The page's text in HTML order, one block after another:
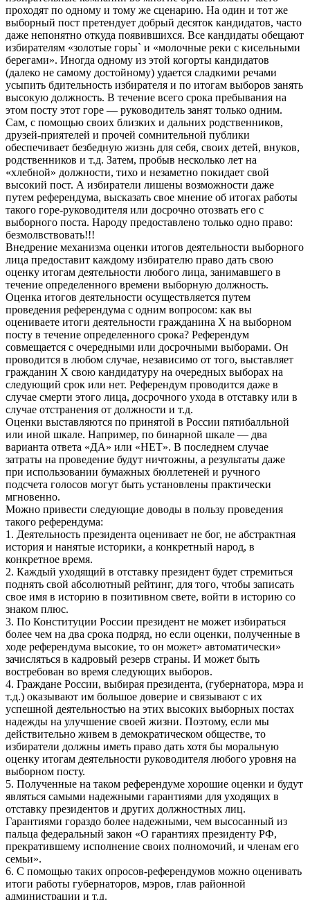
проходят по одному и тому же сценарию. На один и тот же
выборный пост претендует добрый десяток кандидатов, часто
даже непонятно откуда появившихся. Все кандидаты обещают
избирателям «золотые горы` и «молочные реки с кисельными
берегами». Иногда одному из этой когорты кандидатов
(далеко не самому достойному) удается сладкими речами
усыпить бдительность избирателя и по итогам выборов занять
высокую должность. В течение всего срока пребывания на
этом посту этот горе — руководитель занят только одним.
Сам, с помощью своих близких и дальних родственников,
друзей-приятелей и прочей сомнительной публики
обеспечивает безбедную жизнь для себя, своих детей, внуков,
родственников и т.д. Затем, пробыв несколько лет на
«хлебной» должности, тихо и незаметно покидает свой
высокий пост. А избиратели лишены возможности даже
путем референдума, высказать свое мнение об итогах работы
такого горе-руководителя или досрочно отозвать его с
выборного поста. Народу предоставлено только одно право:
безмолвствовать!!!
Внедрение механизма оценки итогов деятельности выборного
лица предоставит каждому избирателю право дать свою
оценку итогам деятельности любого лица, занимавшего в
течение определенного времени выборную должность.
Оценка итогов деятельности осуществляется путем
проведения референдума с одним вопросом: как вы
оцениваете итоги деятельности гражданина Х на выборном
посту в течение определенного срока? Референдум
совмещается с очередными или досрочными выборами. Он
проводится в любом случае, независимо от того, выставляет
гражданин Х свою кандидатуру на очередных выборах на
следующий срок или нет. Референдум проводится даже в
случае смерти этого лица, досрочного ухода в отставку или в
случае отстранения от должности и т.д.
Оценки выставляются по принятой в России пятибалльной
или иной шкале. Например, по бинарной шкале — два
варианта ответа «ДА» или «НЕТ». В последнем случае
затраты на проведение будут ничтожны, а результаты даже
при использовании бумажных бюллетеней и ручного
подсчета голосов могут быть установлены практически
мгновенно.
Можно привести следующие доводы в пользу проведения
такого референдума:
1. Деятельность президента оценивает не бог, не абстрактная
история и нанятые историки, а конкретный народ, в
конкретное время.
2. Каждый уходящий в отставку президент будет стремиться
поднять свой абсолютный рейтинг, для того, чтобы записать
свое имя в историю в позитивном свете, войти в историю со
знаком плюс.
3. По Конституции России президент не может избираться
более чем на два срока подряд, но если оценки, полученные в
ходе референдума высокие, то он может» автоматически»
зачисляться в кадровый резерв страны. И может быть
востребован во время следующих выборов.
4. Граждане России, выбирая президента, (губернатора, мэра и
т.д.) оказывают им большое доверие и связывают с их
успешной деятельностью на этих высоких выборных постах
надежды на улучшение своей жизни. Поэтому, если мы
действительно живем в демократическом обществе, то
избиратели должны иметь право дать хотя бы моральную
оценку итогам деятельности руководителя любого уровня на
выборном посту.
5. Полученные на таком референдуме хорошие оценки и будут
являться самыми надежными гарантиями для уходящих в
отставку президентов и других должностных лиц.
Гарантиями гораздо более надежными, чем высосанный из
пальца федеральный закон «О гарантиях президенту РФ,
прекратившему исполнение своих полномочий, и членам его
семьи».
6. С помощью таких опросов-референдумов можно оценивать
итоги работы губернаторов, мэров, глав районной
администрации и т.д.